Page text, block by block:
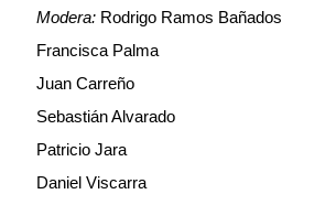
Modera: Rodrigo Ramos Bañados
Francisca Palma
Juan Carreño
Sebastián Alvarado
Patricio Jara
Daniel Viscarra